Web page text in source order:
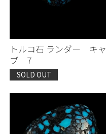
トルコ石 ランダー キャ
ブ 7
SOLD OUT